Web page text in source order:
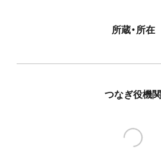
所蔵・所在
つなぎ役機関